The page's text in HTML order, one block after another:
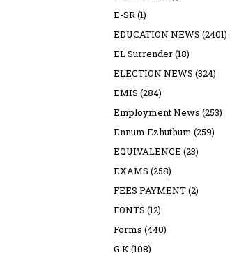
E-SR(1)
EDUCATION NEWS (2401)
EL Surrender(18)
ELECTION NEWS (324)
EMIS (284)
Employment News (253)
Ennum Ezhuthum (259)
EQUIVALENCE (23)
EXAMS (258)
FEES PAYMENT(2)
FONTS (12)
Forms (440)
G K(108)